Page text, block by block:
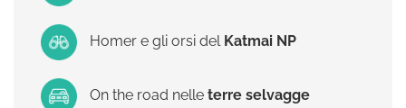
Homer e gli orsi del Katmai NP
On the road nelle terre selvagge